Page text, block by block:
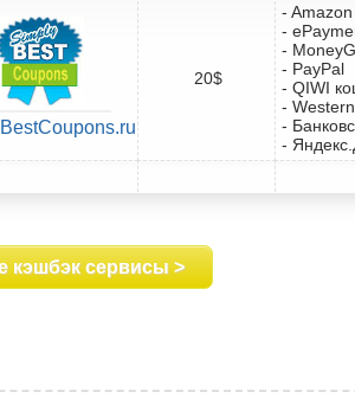
20$
-
-
-
- PayPal
- QIWI
-
-
-
кэшбэк сервисы >